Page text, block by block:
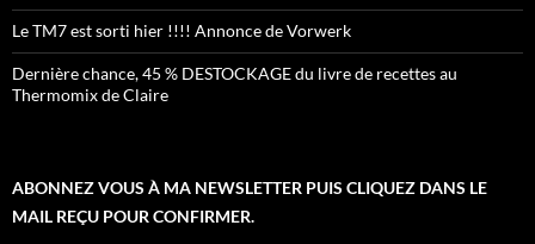
Le TM7 est sorti hier !!!! Annonce de Vorwerk
Dernière chance, 45 % DESTOCKAGE du livre de recettes au
Thermomix de Claire
ABONNEZ VOUS À MA NEWSLETTER PUIS CLIQUEZ DANS LE
MAIL REÇU POUR CONFIRMER.